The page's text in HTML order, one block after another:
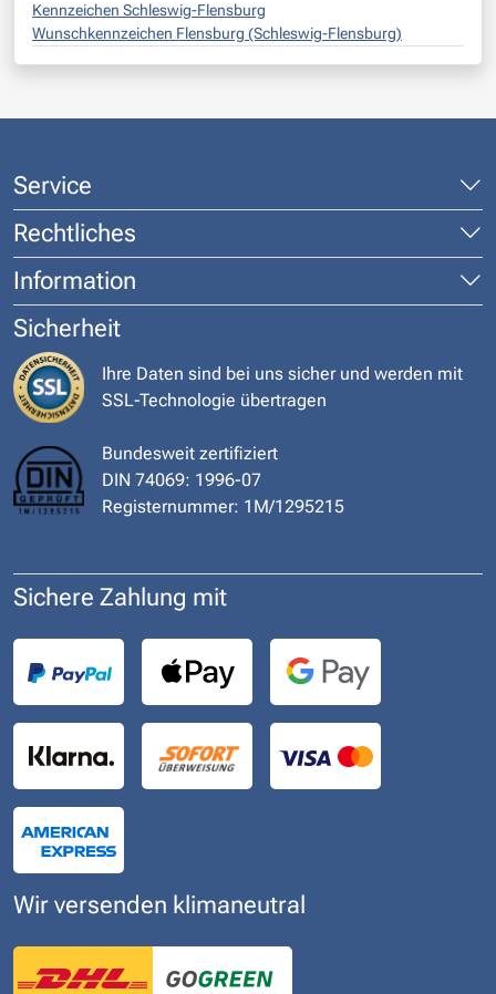
Kennzeichen Schleswig-Flensburg
Wunschkennzeichen Flensburg (Schleswig-Flensburg)
Service
Rechtliches
Information
Sicherheit
Ihre Daten sind bei uns sicher und werden mit
SSL-Technologie übertragen
Bundesweit zertifiziert
DIN 74069: 1996-07
Registernummer: 1M/1295215
Sichere Zahlung mit
Wir versenden klimaneutral